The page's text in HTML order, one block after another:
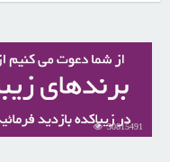
30815491